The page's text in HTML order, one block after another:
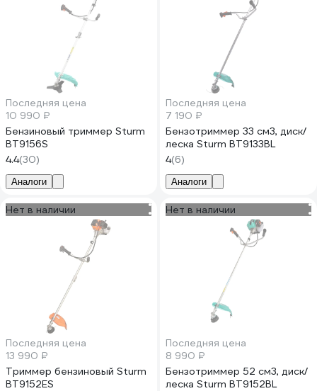
Последняя цена
10 990 ₽
Бензиновый триммер Sturm
BT9156S
4.4(30)
Аналоги
Последняя цена
7 190 ₽
Бензотриммер 33 см3, диск/
леска Sturm BT9133BL
4(6)
Аналоги
Нет в наличии
Последняя цена
13 990 ₽
Триммер бензиновый Sturm
BT9152ES
Нет в наличии
Последняя цена
8 990 ₽
Бензотриммер 52 см3, диск/
леска Sturm BT9152BL